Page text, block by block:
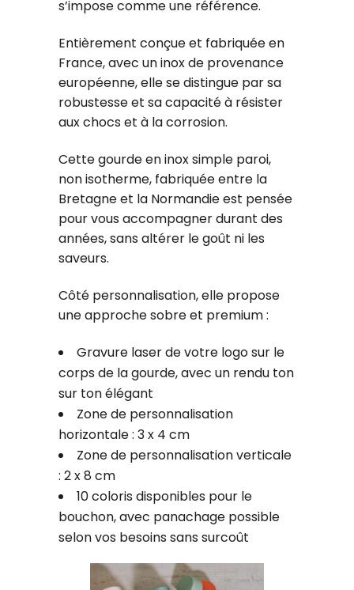
s’impose comme une référence.
Entièrement conçue et fabriquée en
France, avec un inox de provenance
européenne, elle se distingue par sa
robustesse et sa capacité à résister
aux chocs et à la corrosion.
Cette gourde en inox simple paroi,
non isotherme, fabriquée entre la
Bretagne et la Normandie est pensée
pour vous accompagner durant des
années, sans altérer le goût ni les
saveurs.
Côté personnalisation, elle propose
une approche sobre et premium :
Gravure laser de votre logo sur le
corps de la gourde, avec un rendu ton
sur ton élégant
Zone de personnalisation
horizontale : 3 x 4 cm
Zone de personnalisation verticale
: 2 x 8 cm
10 coloris disponibles pour le
bouchon, avec panachage possible
selon vos besoins sans surcoût